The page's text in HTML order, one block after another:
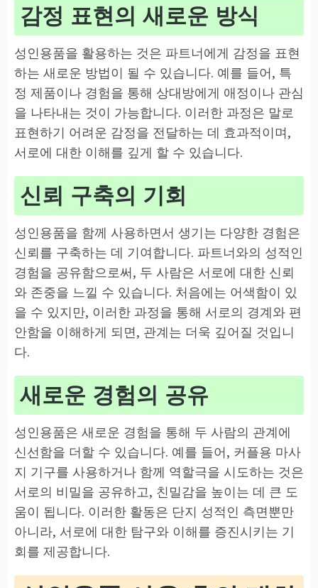
감정 표현의 새로운 방식
성인용품을 활용하는 것은 파트너에게 감정을 표현
하는 새로운 방법이 될 수 있습니다. 예를 들어, 특
정 제품이나 경험을 통해 상대방에게 애정이나 관심
을 나타내는 것이 가능합니다. 이러한 과정은 말로
표현하기 어려운 감정을 전달하는 데 효과적이며,
서로에 대한 이해를 깊게 할 수 있습니다.
신뢰 구축의 기회
성인용품을 함께 사용하면서 생기는 다양한 경험은
신뢰를 구축하는 데 기여합니다. 파트너와의 성적인
경험을 공유함으로써, 두 사람은 서로에 대한 신뢰
와 존중을 느낄 수 있습니다. 처음에는 어색함이 있
을 수 있지만, 이러한 과정을 통해 서로의 경계와 편
안함을 이해하게 되면, 관계는 더욱 깊어질 것입니
다.
새로운 경험의 공유
성인용품은 새로운 경험을 통해 두 사람의 관계에
신선함을 더할 수 있습니다. 예를 들어, 커플용 마사
지 기구를 사용하거나 함께 역할극을 시도하는 것은
서로의 비밀을 공유하고, 친밀감을 높이는 데 큰 도
움이 됩니다. 이러한 활동은 단지 성적인 측면뿐만
아니라, 서로에 대한 탐구와 이해를 증진시키는 기
회를 제공합니다.